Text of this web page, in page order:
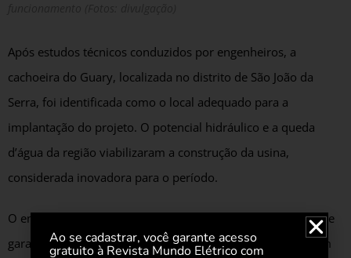
Após estudos técnicos conduzidos por engenheiros, a
cachoeira do Guary, localizada no distrito de São João da
Serra, foi identificada como o local adequado para a
implantação do projeto. O potencial hidráulico e a queda
d’água da região viabilizaram a construção da usina,
considerada inovadora para o período.
O empreendimento ganhou forma a partir de 1912. Além de
garantir o fornecimento de energia elétrica, a usina também
Ao se cadastrar, você garante acesso
gratuito à Revista Mundo Elétrico com